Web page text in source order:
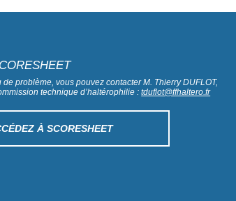
de problème, vous pouvez contacter M. Thierry DUFLOT,
technique d’haltérophilie :tduflot@ffhaltero.fr
À SCORESHEET